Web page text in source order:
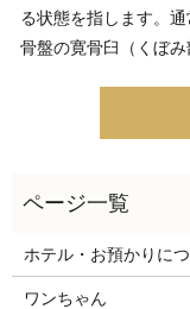
る状態を指します。
骨盤の寛骨臼（くぼ
ホテル・お預かりに
ワンちゃん